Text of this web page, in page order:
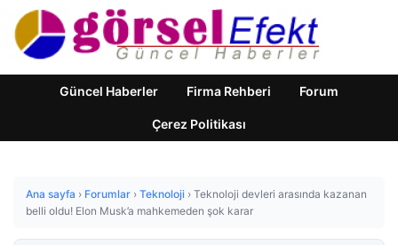
Güncel Haberler Firma Rehberi Forum
Çerez Politikası
Ana sayfa › Forumlar › Teknoloji › Teknoloji devleri arasında kazanan
belli oldu! Elon Musk’a mahkemeden şok karar